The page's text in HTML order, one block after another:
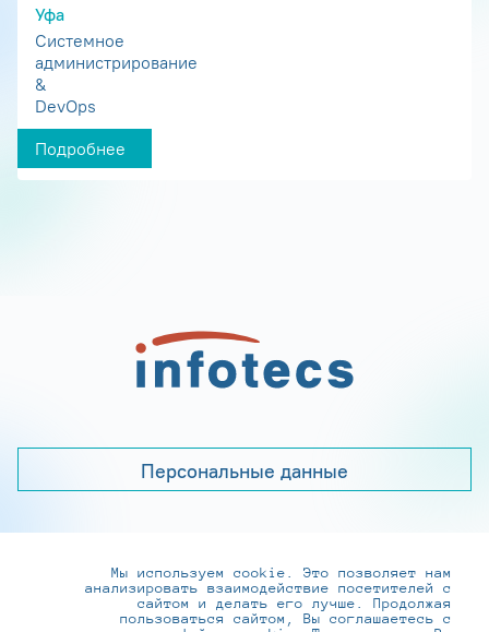
Уфа
Системное
администрирование
&
DevOps
Подробнее
Персональные данные
+7 (495) 737-6192, 8-800-250-0-260
practice@infotecs.ru,hr@infotecs.ru
Мы используем cookie. Это позволяет нам
анализировать взаимодействие посетителей с
сайтом и делать его лучше. Продолжая
пользоваться сайтом, Вы соглашаетесь с